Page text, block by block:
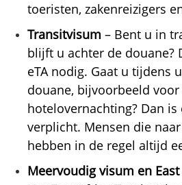
toeristen, zakenreizigers
Transitvisum – Bent u in
blijft u achter de douane?
eTA nodig. Gaat u tijdens
douane, bijvoorbeeld voor
hotelovernachting? Dan is
verplicht. Mensen die
hebben in de regel altijd
Meervoudig visum en